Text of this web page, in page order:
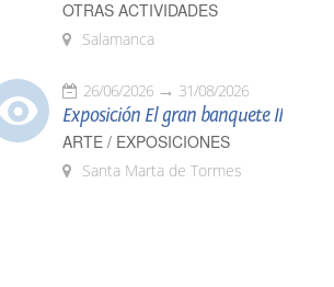
OTRAS ACTIVIDADES
Salamanca
26/06/2026 31/08/2026
Exposición El gran banquete II
ARTE / EXPOSICIONES
Santa Marta de Tormes